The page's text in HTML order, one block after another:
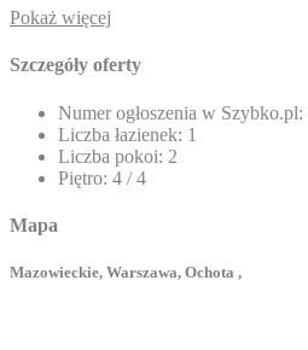
Pokaż więcej
Szczegóły oferty
Numer ogłoszenia w Szybko.pl:
Liczba łazienek: 1
Liczba pokoi: 2
Piętro: 4 / 4
Mapa
Mazowieckie, Warszawa, Ochota ,